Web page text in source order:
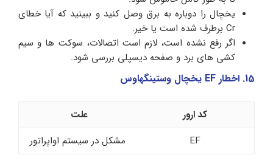
یخچال را دوباره به برق وصل کنید و ببینید که آیا خطای
Cr برطرف شده است یا خیر.
اگر رفع نشده است، لازم است اتصالات، سوکت ها و سیم
کشی های برد و صفحه دیسپلی بررسی شود.
15. اخطار EF یخچال وستینگهاوس
کد ارور
علت
EF
مشکل در سیستم اواپراتور